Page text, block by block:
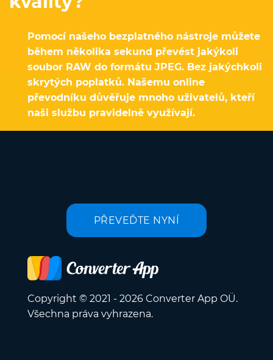
Pomocí našeho bezplatného nástroje můžete
během několika sekund převést jakýkoli
soubor RAW do formátu JPEG. Bez jakýchkoli
skrytých poplatků. Našemu online
převodníku důvěřuje mnoho uživatelů, kteří
naši službu pravidelně využívají.
PŘEVEĎTE NYNÍ
Copyright © 2021 - 2026 Converter App OÜ.
Všechna práva vyhrazena.